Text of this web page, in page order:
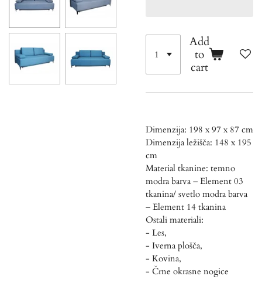
Add
to
cart
Dimenzija: 198 x 97 x 87 cm
Dimenzija ležišča: 148 x 195
cm
Material tkanine: temno
modra barva – Element 03
tkanina/ svetlo modra barva
– Element 14 tkanina
Ostali materiali:
- Les,
- Iverna plošča,
- Kovina,
- Črne okrasne nogice